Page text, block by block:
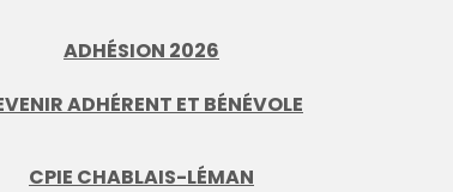
ADHÉSION 2026
ADHÉRENT ET BÉNÉVOLE
CPIE CHABLAIS-LÉMAN